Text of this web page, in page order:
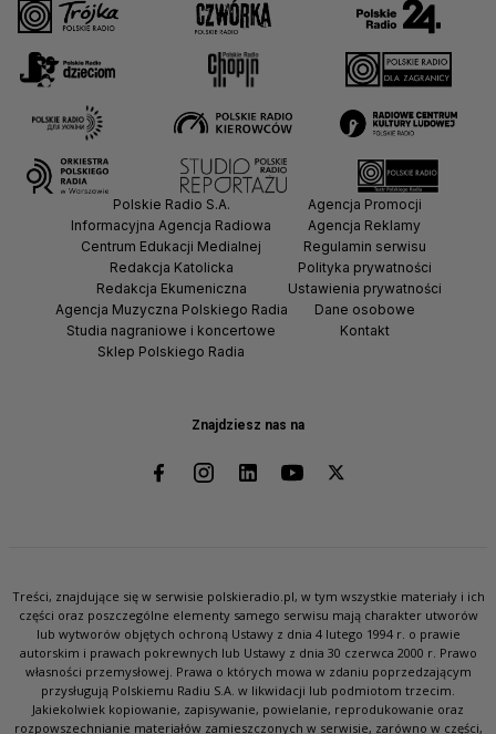
Znajdziesz nas na
Polskie Radio S.A.
Informacyjna Agencja Radiowa
Centrum Edukacji Medialnej
Redakcja Katolicka
Redakcja Ekumeniczna
Agencja Muzyczna Polskiego Radia
Studia nagraniowe i koncertowe
Sklep Polskiego Radia
Agencja Promocji
Agencja Reklamy
Regulamin serwisu
Polityka prywatności
Ustawienia prywatności
Dane osobowe
Kontakt
Treści, znajdujące się w serwisie polskieradio.pl, w tym wszystkie materiały i ich
części oraz poszczególne elementy samego serwisu mają charakter utworów
lub wytworów objętych ochroną Ustawy z dnia 4 lutego 1994 r. o prawie
autorskim i prawach pokrewnych lub Ustawy z dnia 30 czerwca 2000 r. Prawo
własności przemysłowej. Prawa o których mowa w zdaniu poprzedzającym
przysługują Polskiemu Radiu S.A. w likwidacji lub podmiotom trzecim.
Jakiekolwiek kopiowanie, zapisywanie, powielanie, reprodukowanie oraz
rozpowszechnianie materiałów zamieszczonych w serwisie, zarówno w części,